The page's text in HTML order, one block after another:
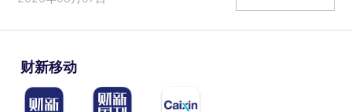
财新移动